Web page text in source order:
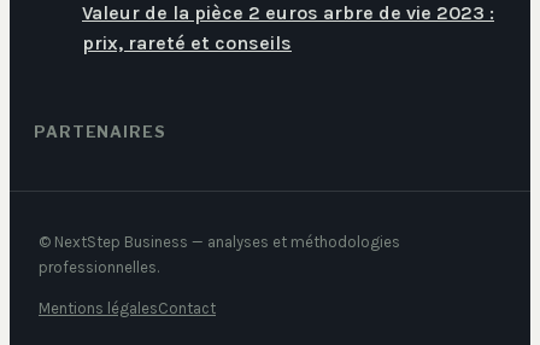
Valeur de la pièce 2 euros arbre de vie 2023 :
prix, rareté et conseils
PARTENAIRES
© NextStep Business — analyses et méthodologies
professionnelles.
Mentions légalesContact